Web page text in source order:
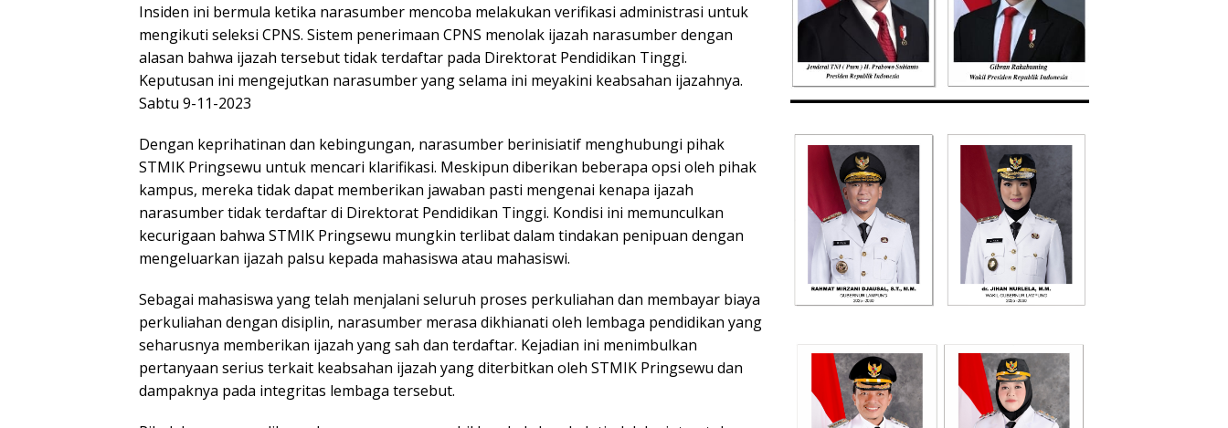
Insiden ini bermula ketika narasumber mencoba melakukan verifikasi administrasi untuk
mengikuti seleksi CPNS. Sistem penerimaan CPNS menolak ijazah narasumber dengan
alasan bahwa ijazah tersebut tidak terdaftar pada Direktorat Pendidikan Tinggi.
Keputusan ini mengejutkan narasumber yang selama ini meyakini keabsahan ijazahnya.
Sabtu 9-11-2023
Dengan keprihatinan dan kebingungan, narasumber berinisiatif menghubungi pihak
STMIK Pringsewu untuk mencari klarifikasi. Meskipun diberikan beberapa opsi oleh pihak
kampus, mereka tidak dapat memberikan jawaban pasti mengenai kenapa ijazah
narasumber tidak terdaftar di Direktorat Pendidikan Tinggi. Kondisi ini memunculkan
kecurigaan bahwa STMIK Pringsewu mungkin terlibat dalam tindakan penipuan dengan
mengeluarkan ijazah palsu kepada mahasiswa atau mahasiswi.
Sebagai mahasiswa yang telah menjalani seluruh proses perkuliahan dan membayar biaya
perkuliahan dengan disiplin, narasumber merasa dikhianati oleh lembaga pendidikan yang
seharusnya memberikan ijazah yang sah dan terdaftar. Kejadian ini menimbulkan
pertanyaan serius terkait keabsahan ijazah yang diterbitkan oleh STMIK Pringsewu dan
dampaknya pada integritas lembaga tersebut.